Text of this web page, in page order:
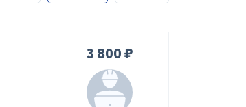
3 800 ₽